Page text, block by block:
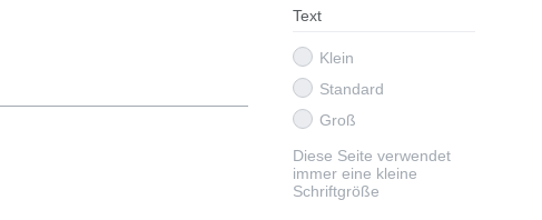
Text
Klein
Standard
Groß
Diese Seite verwendet
immer eine kleine
Schriftgröße